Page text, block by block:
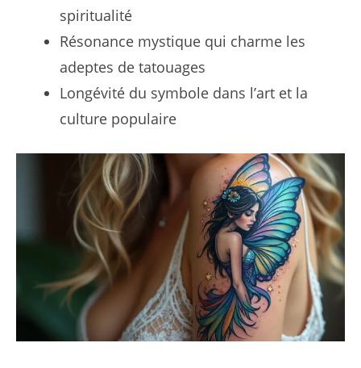
spiritualité
Résonance mystique qui charme les
adeptes de tatouages
Longévité du symbole dans l’art et la
culture populaire